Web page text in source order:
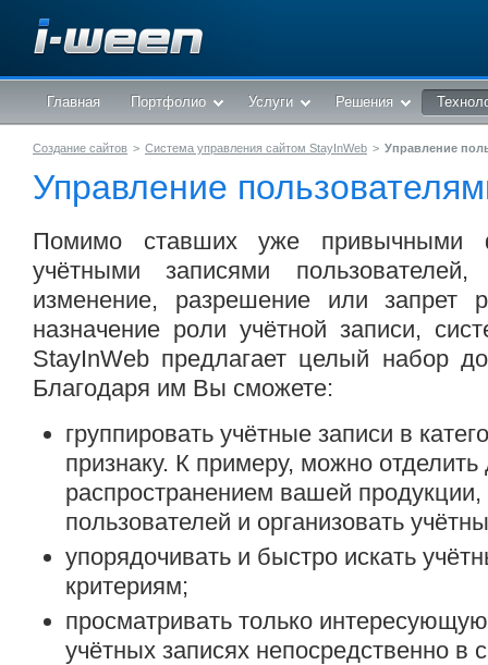
Главная Портфолио Услуги Решения
Создание сайтов > Система управления сайтом StayInWeb > Управление
Управление
Помимо ставших уже привычными
учётными записями
изменение, разрешение или запрет
назначение роли учётной записи,
StayInWeb предлагает целый набор
Благодаря им Вы сможете:
группировать учётные записи в
признаку. К примеру, можно
распространением вашей
пользователей и организовать
упорядочивать и быстро искать
критериям;
просматривать только
учётных записях непосредственно в